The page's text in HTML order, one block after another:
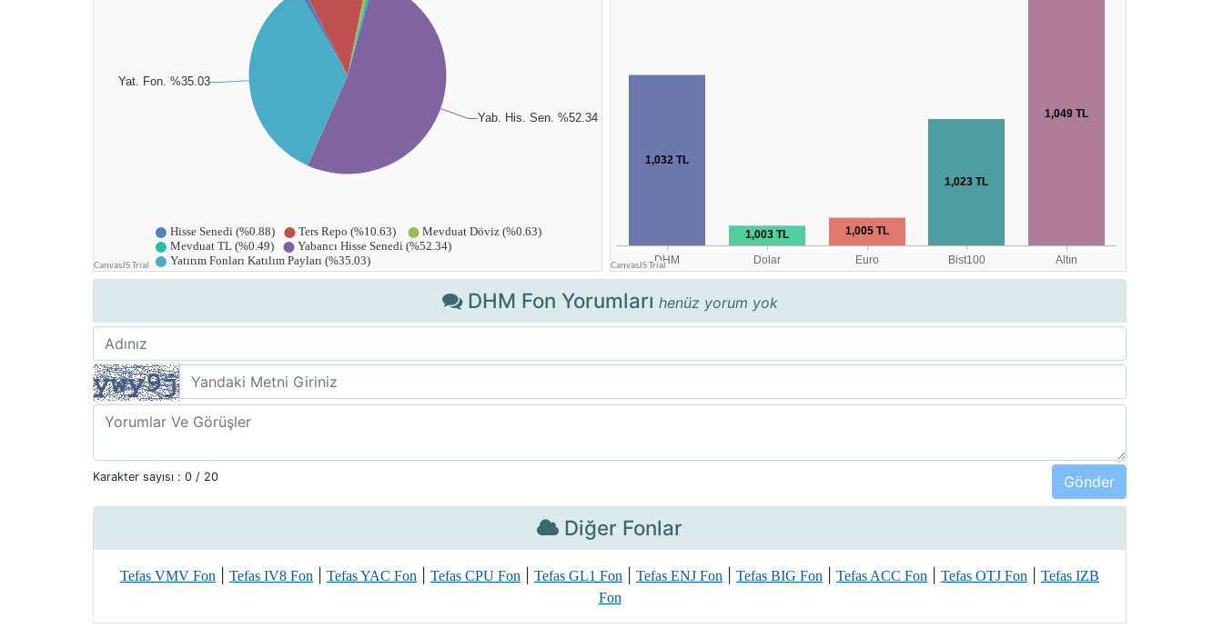
DHM Fon Yorumları henüz yorum yok
Karakter sayısı : 0 / 20
Diğer Fonlar
Tefas VMV Fon Tefas IV8 Fon Tefas YAC Fon Tefas CPU Fon Tefas GL1 Fon Tefas ENJ Fon Tefas BIG Fon Tefas ACC Fon Tefas OTJ Fon
Tefas IZB
Fon